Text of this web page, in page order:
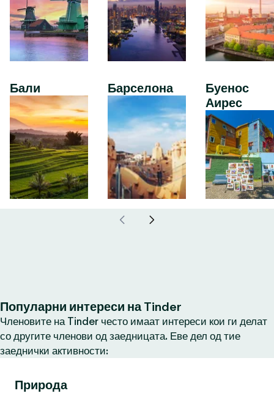
Бали Барселона
Буенос
Аирес
Популарни интереси на Tinder
Членовите на Tinder често имаат интереси кои ги делат
со другите членови од заедницата. Еве дел од тие
заеднички активности:
Природа